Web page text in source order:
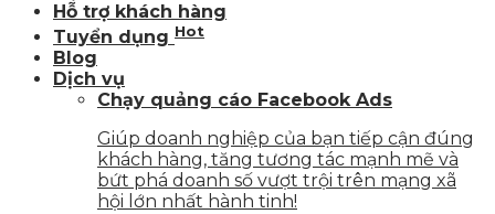
Hỗ trợ khách hàng
Tuyển dụng Hot
Blog
Dịch vụ
Chạy quảng cáo Facebook Ads
Giúp doanh nghiệp của bạn tiếp cận đúng
khách hàng, tăng tương tác mạnh mẽ và
bứt phá doanh số vượt trội trên mạng xã
hội lớn nhất hành tinh!